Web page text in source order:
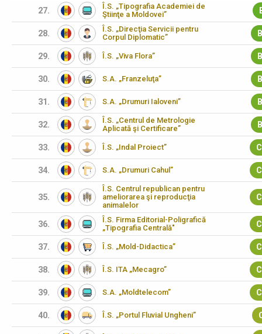
27.
Î.S. „Tipografia Academiei de
Ştiinţe a Moldovei”
28.
Î.S. „Direcţia Servicii pentru
Corpul Diplomatic”
29. Î.S. „Viva Flora”
30. S.A. „Franzeluţa”
31. S.A. „Drumuri Ialoveni”
32.
Î.S. „Centrul de Metrologie
Aplicată şi Certificare”
33. Î.S. „Indal Proiect”
34. S.A. „Drumuri Cahul”
35.
Î.S. Centrul republican pentru
ameliorarea şi reproducţia
animalelor
36.
Î.S. Firma Editorial-Poligrafică
„Tipografia Centrală"
37. Î.S. „Mold-Didactica”
38. Î.S. ITA „Mecagro”
39. S.A. „Moldtelecom”
40. Î.S. „Portul Fluvial Ungheni”